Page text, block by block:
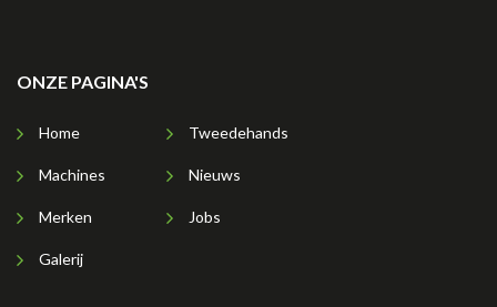
ONZE PAGINA'S
Home
Machines
Merken
Galerij
Tweedehands
Nieuws
Jobs